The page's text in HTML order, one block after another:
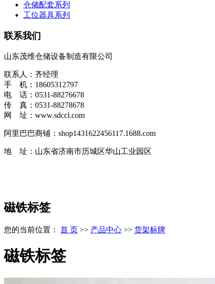
仓储配套系列
工位器具系列
联系我们
山东茂维仓储设备制造有限公司
联系人：齐经理
手 机：18605312797
电 话：0531-88276678
传 真：0531-88278678
网 址：www.sdccl.com
阿里巴巴商铺：shop1431622456117.1688.com
地 址：山东省济南市历城区华山工业园区
磁铁标签
您的当前位置： 首 页 >> 产品中心 >> 货架标牌
磁铁标签